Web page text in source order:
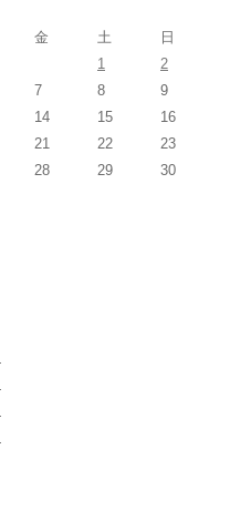
金 土
日
1
2
7 8
9
14 15
16
21 22
23
28 29
30